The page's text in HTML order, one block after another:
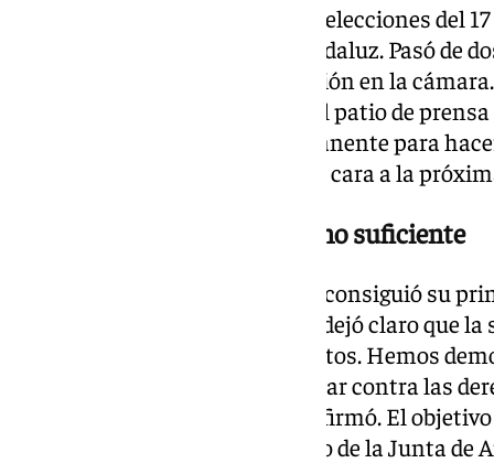
Adelante Andalucía salió de las elecciones del
más creció en el Parlamento andaluz. Pasó de
cuadruplicando su representación en la
compareció este miércoles en el patio de
reunión de la Diputación Permanente para
fijar la posición de su partido de cara a la
Un resultado positivo, pero no suficiente
García reconoció que el partido consiguió su
mayoría absoluta al PP—, pero dejó claro que
«Estamos parcialmente contentos. Hemos
herramienta más útil para luchar contra las
conseguido nuestro objetivo», afirmó. El
partidos de derecha del gobierno de la Junta de